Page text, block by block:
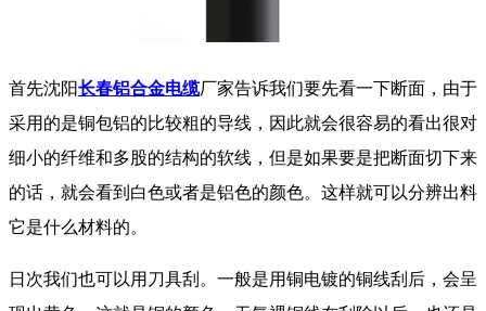
首先沈阳长春铝合金电缆厂家告诉我们要先看一下断面，由于
采用的是铜包铝的比较粗的导线，因此就会很容易的看出很对
细小的纤维和多股的结构的软线，但是如果要是把断面切下来
的话，就会看到白色或者是铝色的颜色。这样就可以分辨出料
它是什么材料的。
日次我们也可以用刀具刮。一般是用铜电镀的铜线刮后，会呈